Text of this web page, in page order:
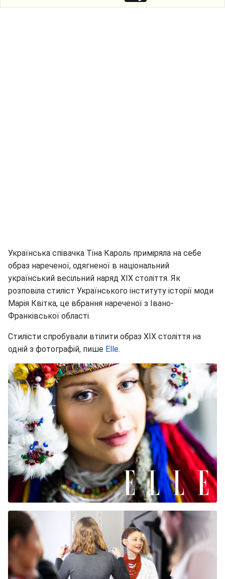
Українська співачка Тіна Кароль приміряла на себе
образ нареченої, одягненої в національний
український весільний наряд XIX століття. Як
розповіла стиліст Українського інституту історії моди
Марія Квітка, це вбрання нареченої з Івано-
Франківської області.
Стилісти спробували втілити образ XIX століття на
одній з фотографій, пише Elle.